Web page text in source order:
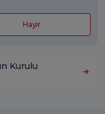
Hayır
Kurulu